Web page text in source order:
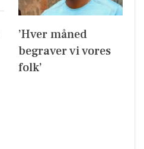
’Hver måned
begraver vi vores
folk’